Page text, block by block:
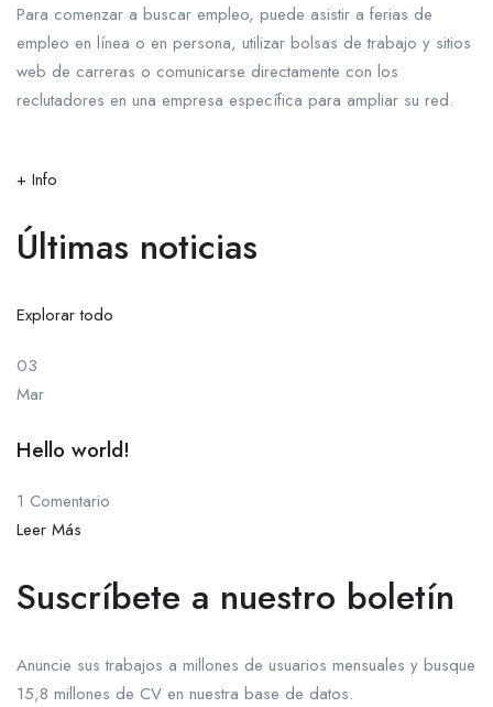
Para comenzar a buscar empleo, puede asistir a ferias de
empleo en línea o en persona, utilizar bolsas de trabajo y sitios
web de carreras o comunicarse directamente con los
reclutadores en una empresa específica para ampliar su red.
+ Info
Últimas noticias
Explorar todo
03
Mar
Hello world!
1 Comentario
Leer Más
Suscríbete a nuestro boletín
Anuncie sus trabajos a millones de usuarios mensuales y busque
15,8 millones de CV en nuestra base de datos.